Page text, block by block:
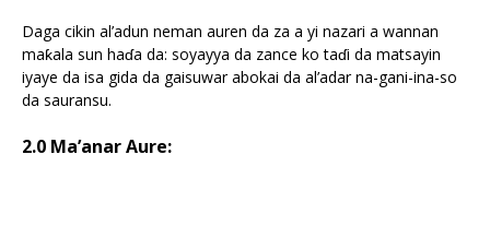
Daga cikin al’adun neman auren da za a yi nazari a wannan
maƙala sun haɗa da: soyayya da zance ko taɗi da matsayin
iyaye da isa gida da gaisuwar abokai da al’adar na-gani-ina-so
da sauransu.
2.0 Ma’anar Aure: